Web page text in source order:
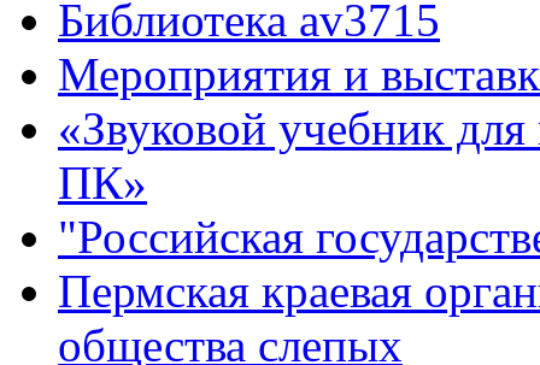
Библиотека av3715
Мероприятия и
«Звуковой учебник
ПК»
"Российская
Пермская краевая
общества слепых